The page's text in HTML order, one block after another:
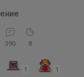
390 8
1 1